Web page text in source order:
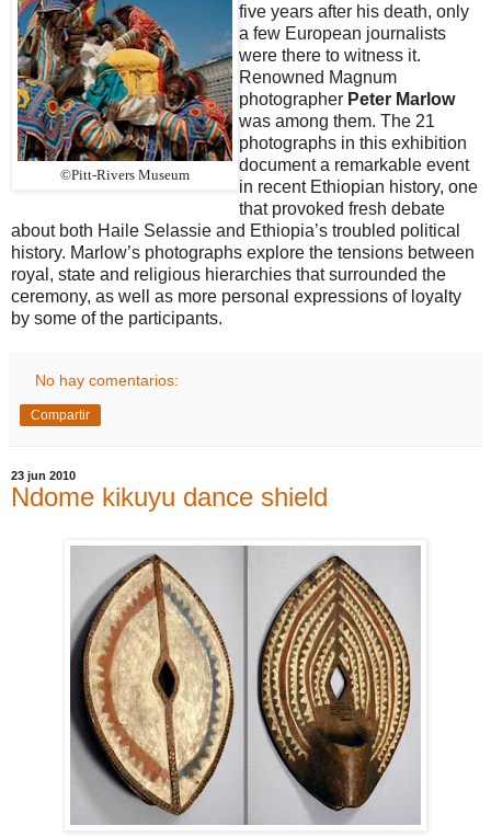
©Pitt-Rivers Museum
five years after his death, only
a few European journalists
were there to witness it.
Renowned Magnum
photographer Peter Marlow
was among them. The 21
photographs in this exhibition
document a remarkable event
in recent Ethiopian history, one
that provoked fresh debate
about both Haile Selassie and Ethiopia’s troubled political
history. Marlow’s photographs explore the tensions between
royal, state and religious hierarchies that surrounded the
ceremony, as well as more personal expressions of loyalty
by some of the participants.
No hay comentarios:
Compartir
23 jun 2010
Ndome kikuyu dance shield